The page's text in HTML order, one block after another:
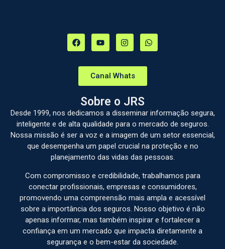
Canal Whats
Sobre o JRS
Desde 1999, nos dedicamos a disseminar informação segura,
inteligente e de alta qualidade para o mercado de seguros.
Nossa missão é ser a voz e a imagem de um setor essencial,
que desempenha um papel crucial na proteção e no
planejamento das vidas das pessoas.
Com compromisso e credibilidade, trabalhamos para
conectar profissionais, empresas e consumidores,
promovendo uma compreensão mais ampla e acessível
sobre a importância dos seguros. Nosso objetivo é não
apenas informar, mas também inspirar e fortalecer a
confiança em um mercado que impacta diretamente a
segurança e o bem-estar da sociedade.